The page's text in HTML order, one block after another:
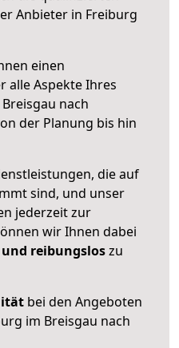
Anbieter in Freiburg
einen
alle Aspekte Ihres
nach
der Planung bis hin
die auf
sind, und unser
jederzeit zur
wir Ihnen dabei
reibungsloszu
bei den Angeboten
im Breisgau nach